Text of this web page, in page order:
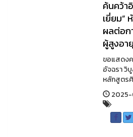
ค้นคว้า
เยี่ยม”
ผลต่อก
ผู้สูงอา
ขอแสดง
อัจฉรา วิ
หลักสูตร
2025-